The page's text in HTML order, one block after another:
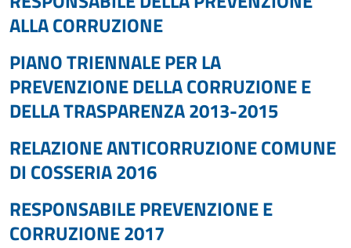
ALLA CORRUZIONE
PIANO TRIENNALE PER LA
PREVENZIONE DELLA CORRUZIONE E
DELLA TRASPARENZA 2013-2015
RELAZIONE ANTICORRUZIONE COMUNE
DI COSSERIA 2016
RESPONSABILE PREVENZIONE E
CORRUZIONE 2017